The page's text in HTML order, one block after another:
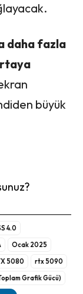
daha fazla
büyük
4.0
Ocak 2025
5080
rtx 5090
Grafik Gücü)